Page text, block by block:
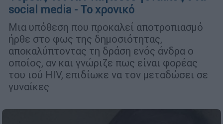
social media - Το χρονικό
Μια υπόθεση που προκαλεί αποτροπιασμό
ήρθε στο φως της δημοσιότητας,
αποκαλύπτοντας τη δράση ενός άνδρα ο
οποίος, αν και γνώριζε πως είναι φορέας
του ιού HIV, επιδίωκε να τον μεταδώσει σε
γυναίκες